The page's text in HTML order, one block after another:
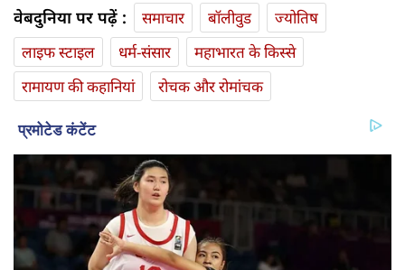
वेबदुनिया पर पढ़ें : समाचार बॉलीवुड
ज्योतिष
लाइफ स्‍टाइल
धर्म-संसार
महाभारत के किस्से
रामायण की कहानियां
रोचक और रोमांचक